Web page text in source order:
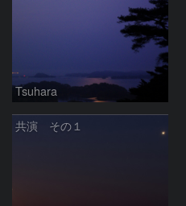
Tsuhara
共演 その１